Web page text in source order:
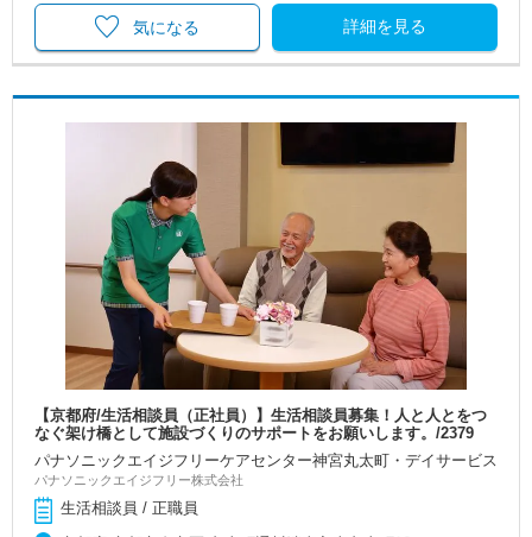
詳細を見る
気になる
【京都府/生活相談員（正社員）】生活相談員募集！人と人とをつ
なぐ架け橋として施設づくりのサポートをお願いします。/2379
パナソニックエイジフリーケアセンター神宮丸太町・デイサービス
パナソニックエイジフリー株式会社
生活相談員 / 正職員